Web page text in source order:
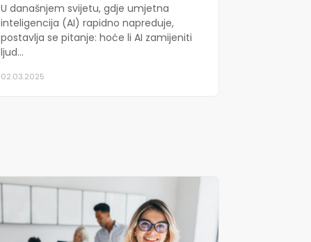
U današnjem svijetu, gdje umjetna
inteligencija (AI) rapidno napreduje,
postavlja se pitanje: hoće li AI zamijeniti
ljud...
02.03.2025